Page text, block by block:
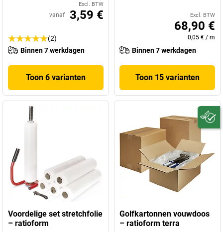
Excl. BTW
vanaf 3,59 €
(2)
Binnen 7 werkdagen
Toon 6 varianten
Excl. BTW
68,90 €
0,05 € / m
Binnen 7 werkdagen
Toon 15 varianten
Voordelige set stretchfolie
– ratioform
Golfkartonnen vouwdoos
– ratioform terra